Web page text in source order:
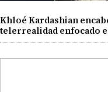
Khloé Kardashian
telerrealidad enfocado